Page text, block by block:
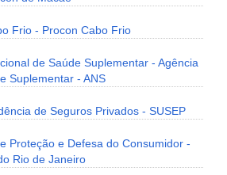
Frio - Procon Cabo Frio
de Saúde Suplementar - Agência
Suplementar - ANS
de Seguros Privados - SUSEP
Proteção e Defesa do Consumidor -
Rio de Janeiro